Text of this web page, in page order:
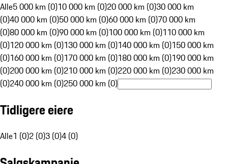
Alle5 000 km (0)10 000 km (0)20 000 km (0)30 000 km
(0)40 000 km (0)50 000 km (0)60 000 km (0)70 000 km
(0)80 000 km (0)90 000 km (0)100 000 km (0)110 000 km
(0)120 000 km (0)130 000 km (0)140 000 km (0)150 000 km
(0)160 000 km (0)170 000 km (0)180 000 km (0)190 000 km
(0)200 000 km (0)210 000 km (0)220 000 km (0)230 000 km
(0)240 000 km (0)250 000 km (0)
Tidligere eiere
Alle1 (0)2 (0)3 (0)4 (0)